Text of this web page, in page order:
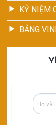
KỶ NIỆM
BẢNG